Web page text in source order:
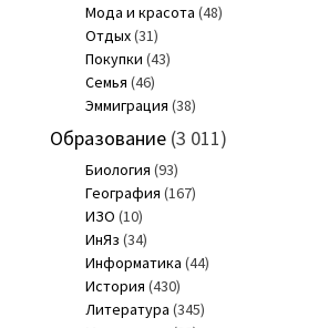
Мода и красота (48)
Отдых(31)
Покупки (43)
Семья (46)
Эммиграция (38)
Образование(3 011)
Биология (93)
География (167)
ИЗО (10)
ИнЯз (34)
Информатика (44)
История (430)
Литература (345)